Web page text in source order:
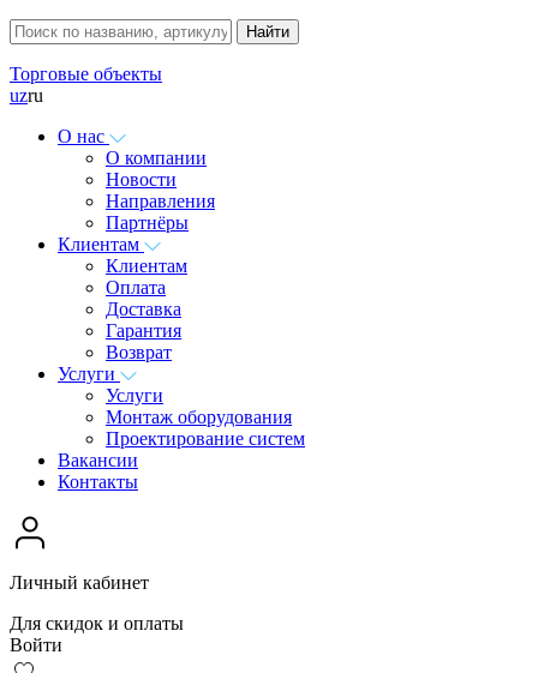
Торговые объекты
uzru
О нас
О компании
Новости
Направления
Партнёры
Клиентам
Клиентам
Оплата
Доставка
Гарантия
Возврат
Услуги
Услуги
Монтаж оборудования
Проектирование систем
Вакансии
Контакты
Личный кабинет
Для скидок и оплаты
Войти